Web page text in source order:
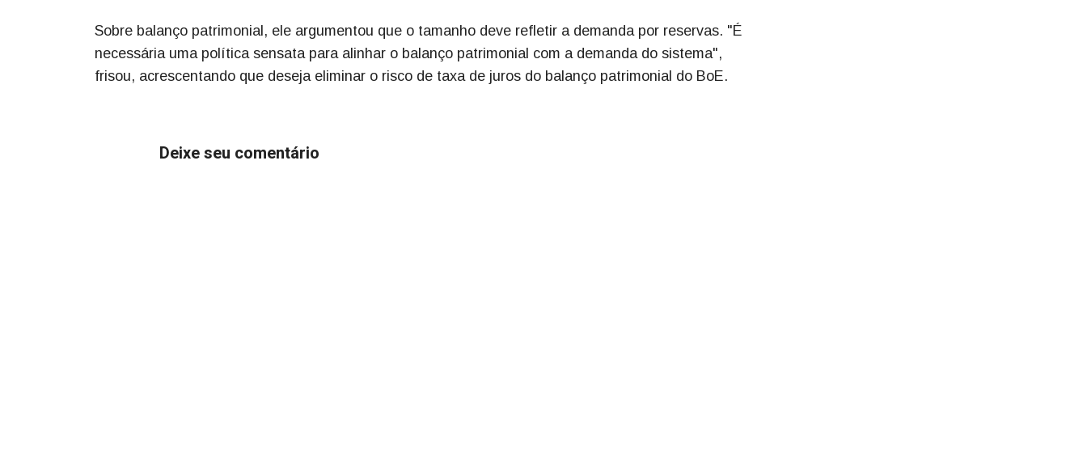
Sobre balanço patrimonial, ele argumentou que o tamanho deve refletir a demanda por reservas. "É
necessária uma política sensata para alinhar o balanço patrimonial com a demanda do sistema",
frisou, acrescentando que deseja eliminar o risco de taxa de juros do balanço patrimonial do BoE.
Deixe seu comentário